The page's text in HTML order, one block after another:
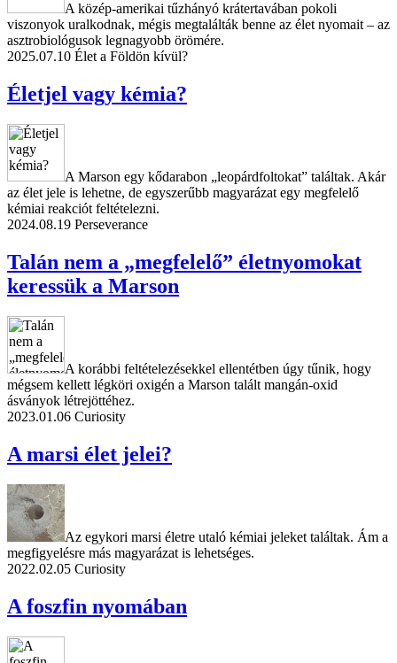
A közép-amerikai tűzhányó krátertavában pokoli
viszonyok uralkodnak, mégis megtalálták benne az élet nyomait – az
asztrobiológusok legnagyobb örömére.
2025.07.10 Élet a Földön kívül?
Életjel vagy kémia?
A Marson egy kődarabon „leopárdfoltokat” találtak. Akár
az élet jele is lehetne, de egyszerűbb magyarázat egy megfelelő
kémiai reakciót feltételezni.
2024.08.19 Perseverance
Talán nem a „megfelelő” életnyomokat
keressük a Marson
A korábbi feltételezésekkel ellentétben úgy tűnik, hogy
mégsem kellett légköri oxigén a Marson talált mangán-oxid
ásványok létrejöttéhez.
2023.01.06 Curiosity
A marsi élet jelei?
Az egykori marsi életre utaló kémiai jeleket találtak. Ám a
megfigyelésre más magyarázat is lehetséges.
2022.02.05 Curiosity
A foszfin nyomában